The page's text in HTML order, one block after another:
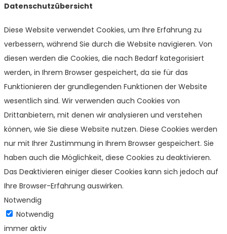
Datenschutzübersicht
Diese Website verwendet Cookies, um Ihre Erfahrung zu
verbessern, während Sie durch die Website navigieren. Von
diesen werden die Cookies, die nach Bedarf kategorisiert
werden, in Ihrem Browser gespeichert, da sie für das
Funktionieren der grundlegenden Funktionen der Website
wesentlich sind. Wir verwenden auch Cookies von
Drittanbietern, mit denen wir analysieren und verstehen
können, wie Sie diese Website nutzen. Diese Cookies werden
nur mit Ihrer Zustimmung in Ihrem Browser gespeichert. Sie
haben auch die Möglichkeit, diese Cookies zu deaktivieren.
Das Deaktivieren einiger dieser Cookies kann sich jedoch auf
Ihre Browser-Erfahrung auswirken.
Notwendig
Notwendig
immer aktiv